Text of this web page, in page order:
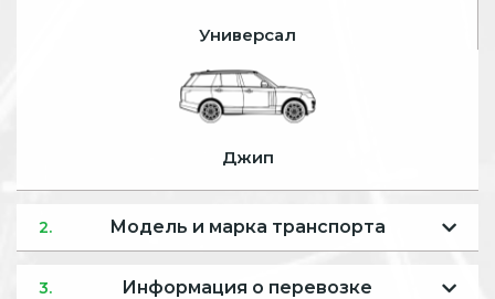
Универсал
Джип
2. Модель и марка транспорта
3. Информация о перевозке